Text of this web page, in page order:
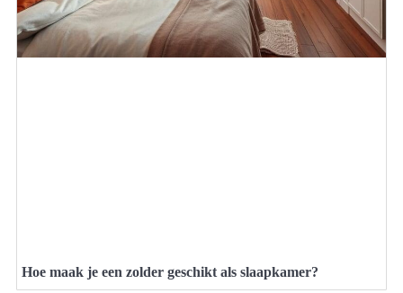
Hoe maak je een zolder geschikt als slaapkamer?